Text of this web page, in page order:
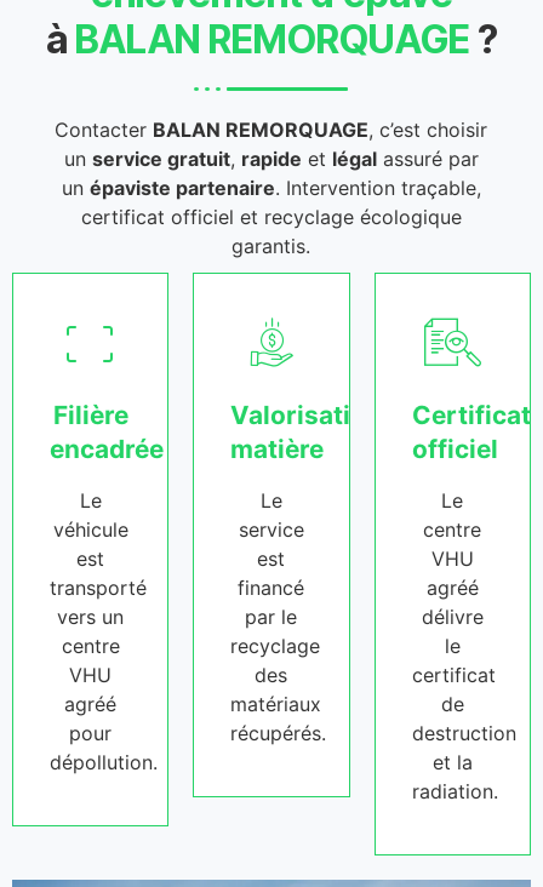
à BALAN REMORQUAGE ?
Contacter BALAN REMORQUAGE, c’est choisir
un service gratuit, rapide et légalassuré par
un épaviste partenaire. Intervention traçable,
certificat officiel et recyclage écologique
garantis.
Filière
encadrée
Le
véhicule
est
transporté
vers un
centre
VHU
agréé
pour
dépollution.
Valorisation
matière
Le
service
est
financé
par le
recyclage
des
matériaux
récupérés.
Certificat
officiel
Le
centre
VHU
agréé
délivre
le
certificat
de
destruction
et la
radiation.